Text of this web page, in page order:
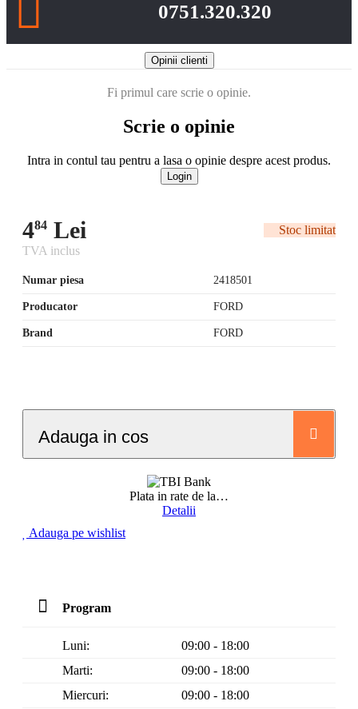
0751.320.320
Opinii clienti
Fi primul care scrie o opinie.
Scrie o opinie
Intra in contul tau pentru a lasa o opinie despre acest produs.
Login
484 Lei
Stoc limitat
TVA inclus
Numar piesa 2418501
Producator FORD
Brand FORD
Adauga in cos
Plata in rate de la…
Detalii
Adauga pe wishlist
Program
Luni:
09:00 - 18:00
Marti:
09:00 - 18:00
Miercuri:
09:00 - 18:00